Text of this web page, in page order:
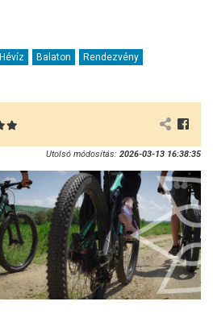
Hévíz Balaton Rendezvény
Utolsó módosítás: 2026-03-13 16:38:35